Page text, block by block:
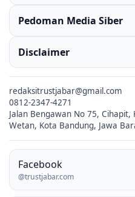
Pedoman Media Siber
Disclaimer
redaksitrustjabar@gmail.com
0812-2347-4271
Jalan Bengawan No 75,
Wetan, Kota Bandung, Jawa
Facebook
@trustjabar.com